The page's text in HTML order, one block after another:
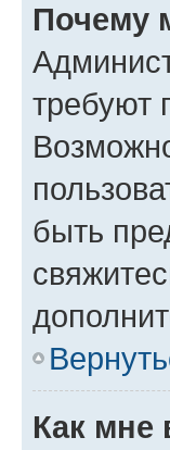
Почему
требуют
быть
Как мне